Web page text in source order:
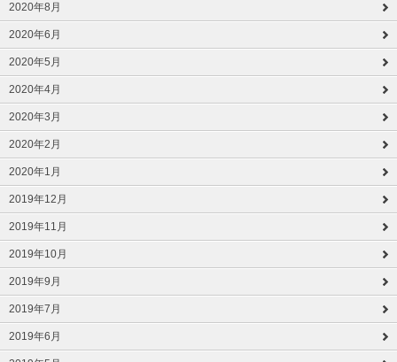
2020年8月
2020年6月
2020年5月
2020年4月
2020年3月
2020年2月
2020年1月
2019年12月
2019年11月
2019年10月
2019年9月
2019年7月
2019年6月